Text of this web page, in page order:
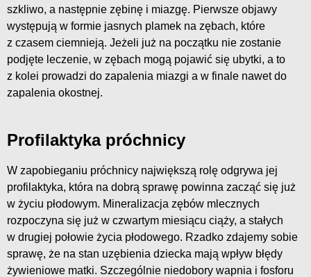
szkliwo, a następnie zębinę i miazgę. Pierwsze objawy
występują w formie jasnych plamek na zębach, które
z czasem ciemnieją. Jeżeli już na początku nie zostanie
podjęte leczenie, w zębach mogą pojawić się ubytki, a to
z kolei prowadzi do zapalenia miazgi a w finale nawet do
zapalenia okostnej.
Profilaktyka próchnicy
W zapobieganiu próchnicy największą rolę odgrywa jej
profilaktyka, która na dobrą sprawę powinna zacząć się już
w życiu płodowym. Mineralizacja zębów mlecznych
rozpoczyna się już w czwartym miesiącu ciąży, a stałych
w drugiej połowie życia płodowego. Rzadko zdajemy sobie
sprawę, że na stan uzębienia dziecka mają wpływ błędy
żywieniowe matki. Szczególnie niedobory wapnia i fosforu